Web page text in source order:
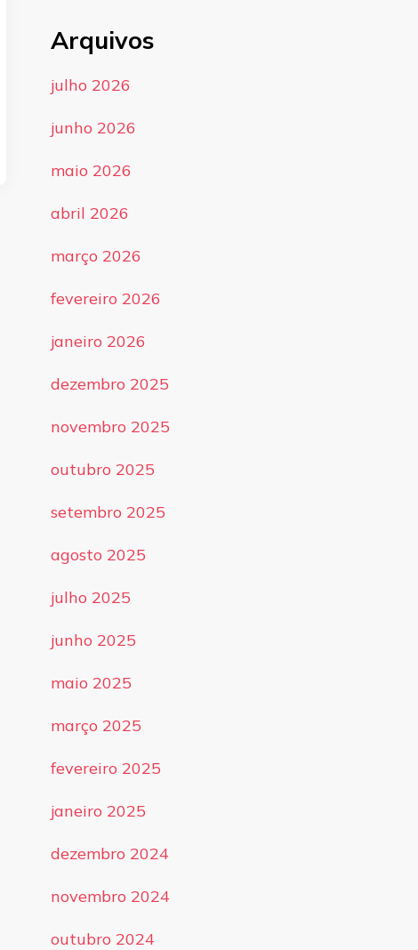
Arquivos
julho 2026
junho 2026
maio 2026
abril 2026
março 2026
fevereiro 2026
janeiro 2026
dezembro 2025
novembro 2025
outubro 2025
setembro 2025
agosto 2025
julho 2025
junho 2025
maio 2025
março 2025
fevereiro 2025
janeiro 2025
dezembro 2024
novembro 2024
outubro 2024